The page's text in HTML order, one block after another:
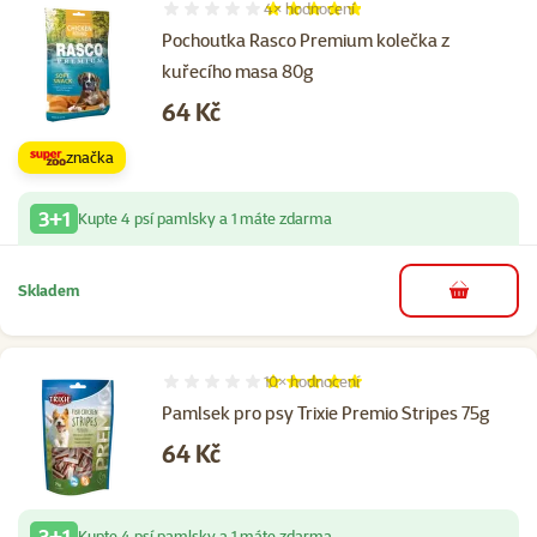
Pochoutka Rasco Premium kolečka z
kuřecího masa 80g
Hodnocení 95%, počet hodnocení: 4
4× hodnocení
Cena
64 Kč
značka
3+1 Kupte 4 psí pamlsky a 1 máte zdarma
Skladem do košíku
Pamlsek pro psy Trixie Premio Stripes 75g
Hodnocení 100%, počet hodnocení: 10
10×hodnocení
Cena
64 Kč